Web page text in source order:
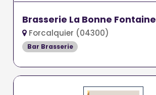
Brasserie La Bonne Fontaine
Forcalquier (04300)
Bar Brasserie